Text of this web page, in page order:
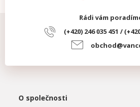
Rádi vám
(+420) 246 035 451 /
O společnosti